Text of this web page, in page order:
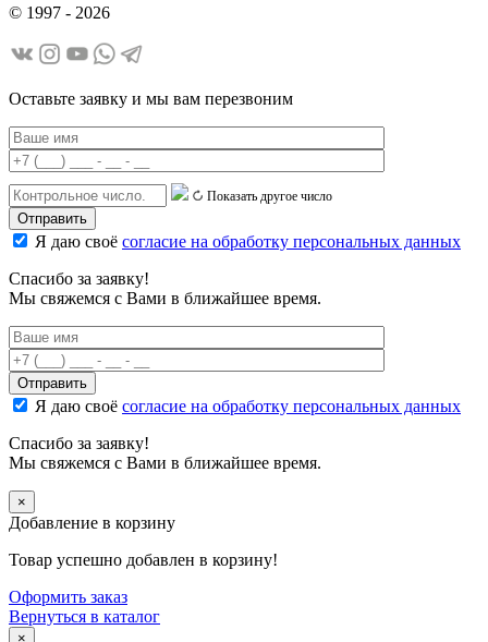
© 1997 - 2026
Оставьте заявку и мы вам перезвоним
Показать другое число
Я даю своё согласие на обработку персональных данных
Спасибо за заявку!
Мы свяжемся с Вами в ближайшее время.
Я даю своё согласие на обработку персональных данных
Спасибо за заявку!
Мы свяжемся с Вами в ближайшее время.
×
Добавление в корзину
Товар успешно добавлен в корзину!
Оформить заказ
Вернуться в каталог
×